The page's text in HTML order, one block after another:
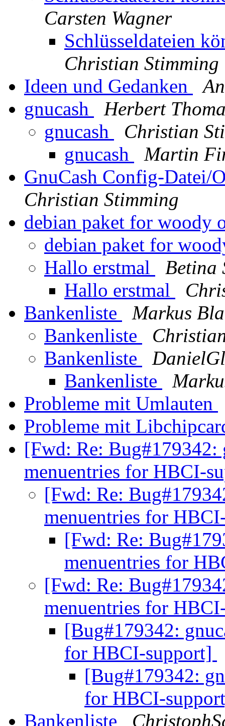
Carsten Wagner
Schlüsseldateien
Christian Stimming
Ideen und Gedanken
gnucash
Herbert
gnucash
Christian
gnucash
Martin
GnuCash Config-
Christian Stimming
debian paket for woody
debian paket for
Hallo erstmal
Betina
Hallo erstmal
Bankenliste
Markus
Bankenliste
Bankenliste
Bankenliste
Probleme mit Umlauten
Probleme mit
[Fwd: Re:
menuentries for HBCI-
[Fwd: Re:
menuentries for
[Fwd: Re:
menuentries for
[Fwd: Re:
menuentries for
[Bug#179342:
for HBCI-support]
[Bug#179342:
for HBCI-
Bankenliste